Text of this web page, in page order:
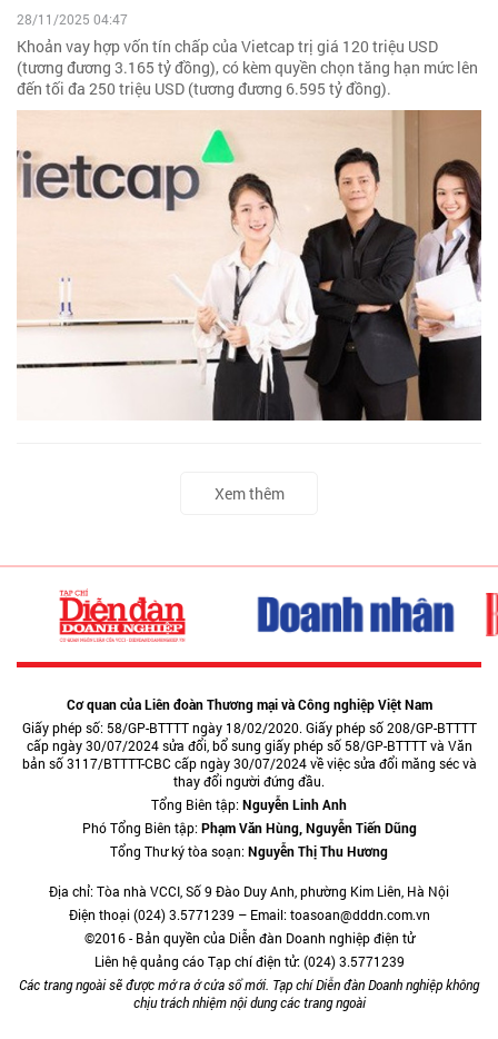
28/11/2025 04:47
Khoản vay hợp vốn tín chấp của Vietcap trị giá 120 triệu USD
(tương đương 3.165 tỷ đồng), có kèm quyền chọn tăng hạn mức lên
đến tối đa 250 triệu USD (tương đương 6.595 tỷ đồng).
Xem thêm
Cơ quan của Liên đoàn Thương mại và Công nghiệp Việt Nam
Giấy phép số: 58/GP-BTTTT ngày 18/02/2020. Giấy phép số 208/GP-BTTTT
cấp ngày 30/07/2024 sửa đổi, bổ sung giấy phép số 58/GP-BTTTT và Văn
bản số 3117/BTTTT-CBC cấp ngày 30/07/2024 về việc sửa đổi măng séc và
thay đổi người đứng đầu.
Tổng Biên tập:Nguyễn Linh Anh
Phó Tổng Biên tập:Phạm Văn Hùng, Nguyễn Tiến Dũng
Tổng Thư ký tòa soạn:Nguyễn Thị Thu Hương
Địa chỉ: Tòa nhà VCCI, Số 9 Đào Duy Anh, phường Kim Liên, Hà Nội
Điện thoại (024) 3.5771239 – Email: toasoan@dddn.com.vn
©2016 - Bản quyền của Diễn đàn Doanh nghiệp điện tử
Liên hệ quảng cáo Tạp chí điện tử: (024) 3.5771239
Các trang ngoài sẽ được mở ra ở cửa sổ mới. Tạp chí Diễn đàn Doanh nghiệp không
chịu trách nhiệm nội dung các trang ngoài